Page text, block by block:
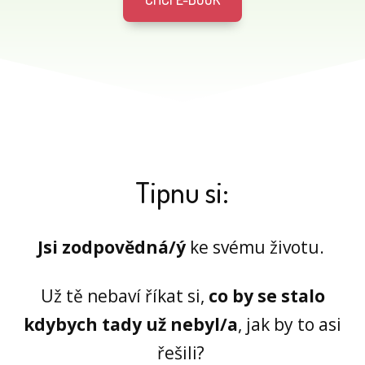
Tipnu si:
Jsi zodpovědná/ýke svému životu.
Už tě nebaví říkat si, co by se stalo
kdybych tady už nebyl/a, jak by to asi
řešili?